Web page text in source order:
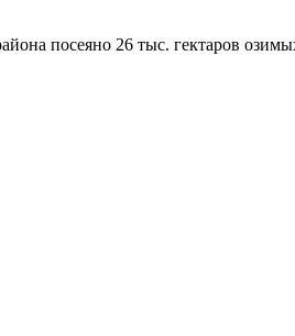
посеяно 26 тыс. гектаров